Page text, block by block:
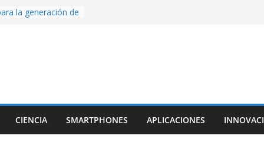
la generación de
con Inteligencia
una app
una
CIENCIA SMARTPHONES APLICACIONES